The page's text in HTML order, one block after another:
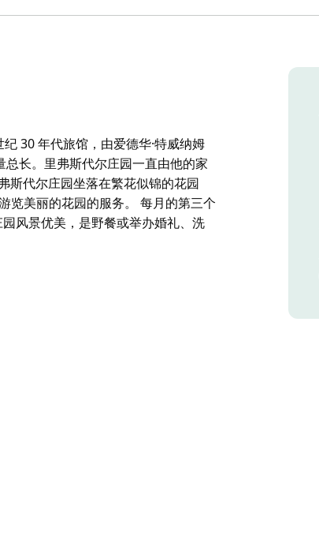
30 年代旅馆，由爱德华·特威纳姆
长。里弗斯代尔庄园一直由他的家
斯代尔庄园坐落在繁花似锦的花园
览美丽的花园的服务。 每月的第三个
风景优美，是野餐或举办婚礼、洗
长。里弗斯代尔庄园一直由他的家
等活动的理想场所。